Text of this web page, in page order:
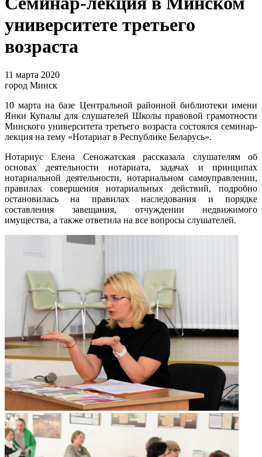
университете третьего
возраста
11 марта 2020
город Минск
10 марта на базе Центральной районной библиотеки имени
Янки Купалы для слушателей Школы правовой грамотности
Минского университета третьего возраста состоялся семинар-
лекция на тему «Нотариат в Республике Беларусь».
Нотариус Елена Сеножатская рассказала слушателям об
основах деятельности нотариата, задачах и принципах
нотариальной деятельности, нотариальном самоуправлении,
правилах совершения нотариальных действий, подробно
остановилась на правилах наследования и порядке
составления завещания, отчуждении недвижимого
имущества, а также ответила на все вопросы слушателей.